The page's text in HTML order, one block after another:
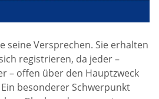
seine Versprechen. Sie erhalten
registrieren, da jeder –
– offen über den Hauptzweck
besonderer Schwerpunkt